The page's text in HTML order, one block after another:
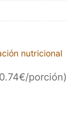
nutricional
porción)